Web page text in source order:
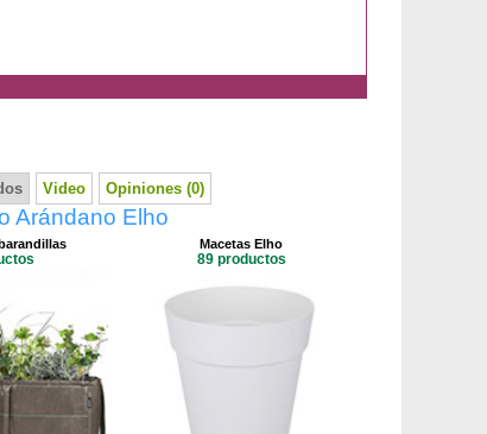
Video Opiniones (0)
Arándano Elho
Macetas Elho
89 productos